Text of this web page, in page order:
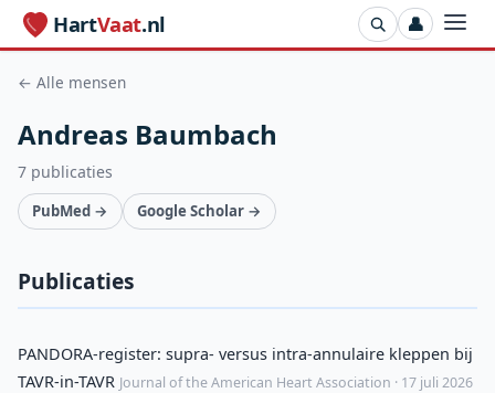
HartVaat.nl 👤
← Alle mensen
Andreas Baumbach
7 publicaties
PubMed → Google Scholar →
Publicaties
PANDORA-register: supra- versus intra-annulaire kleppen bij
TAVR-in-TAVR Journal of the American Heart Association · 17 juli 2026